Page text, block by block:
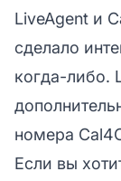
LiveAgent и
сделало
когда-либо.
номера
Если вы